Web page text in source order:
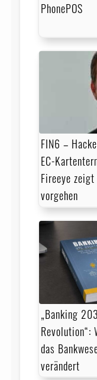
PhonePOS
FIN6 –
EC-
Fireeye
vorgehen
„Banking
Revolution“:
das
verändert